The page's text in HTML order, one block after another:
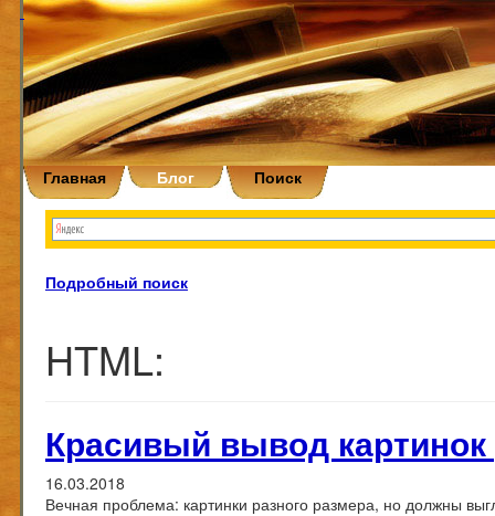
Главная Блог Поиск
Подробный поиск
HTML:
Красивый вывод картинок
16.03.2018
Вечная проблема: картинки разного размера, но должны